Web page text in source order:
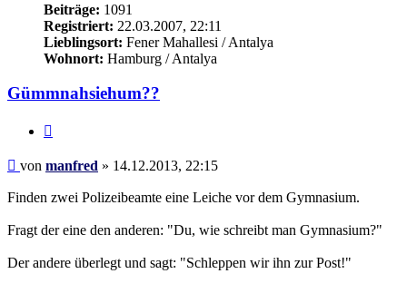
Beiträge: 1091
Registriert: 22.03.2007, 22:11
Lieblingsort: Fener Mahallesi / Antalya
Wohnort: Hamburg / Antalya
Gümmnahsiehum??
Beitrag
von manfred » 14.12.2013, 22:15
Finden zwei Polizeibeamte eine Leiche vor dem Gymnasium.
Fragt der eine den anderen: "Du, wie schreibt man Gymnasium?"
Der andere überlegt und sagt: "Schleppen wir ihn zur Post!"